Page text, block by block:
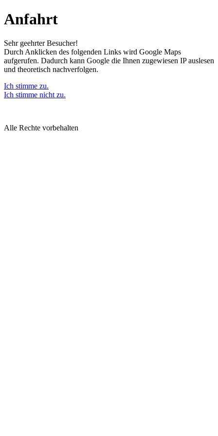
Zum
Inhalt
Anfahrt
Sehr geehrter Besucher!
Durch Anklicken des folgenden Links wird Google Maps
aufgerufen. Dadurch kann Google die Ihnen zugewiesen IP auslesen
und theoretisch nachverfolgen.
Ich stimme zu.
Ich stimme nicht zu.
Alle Rechte vorbehalten